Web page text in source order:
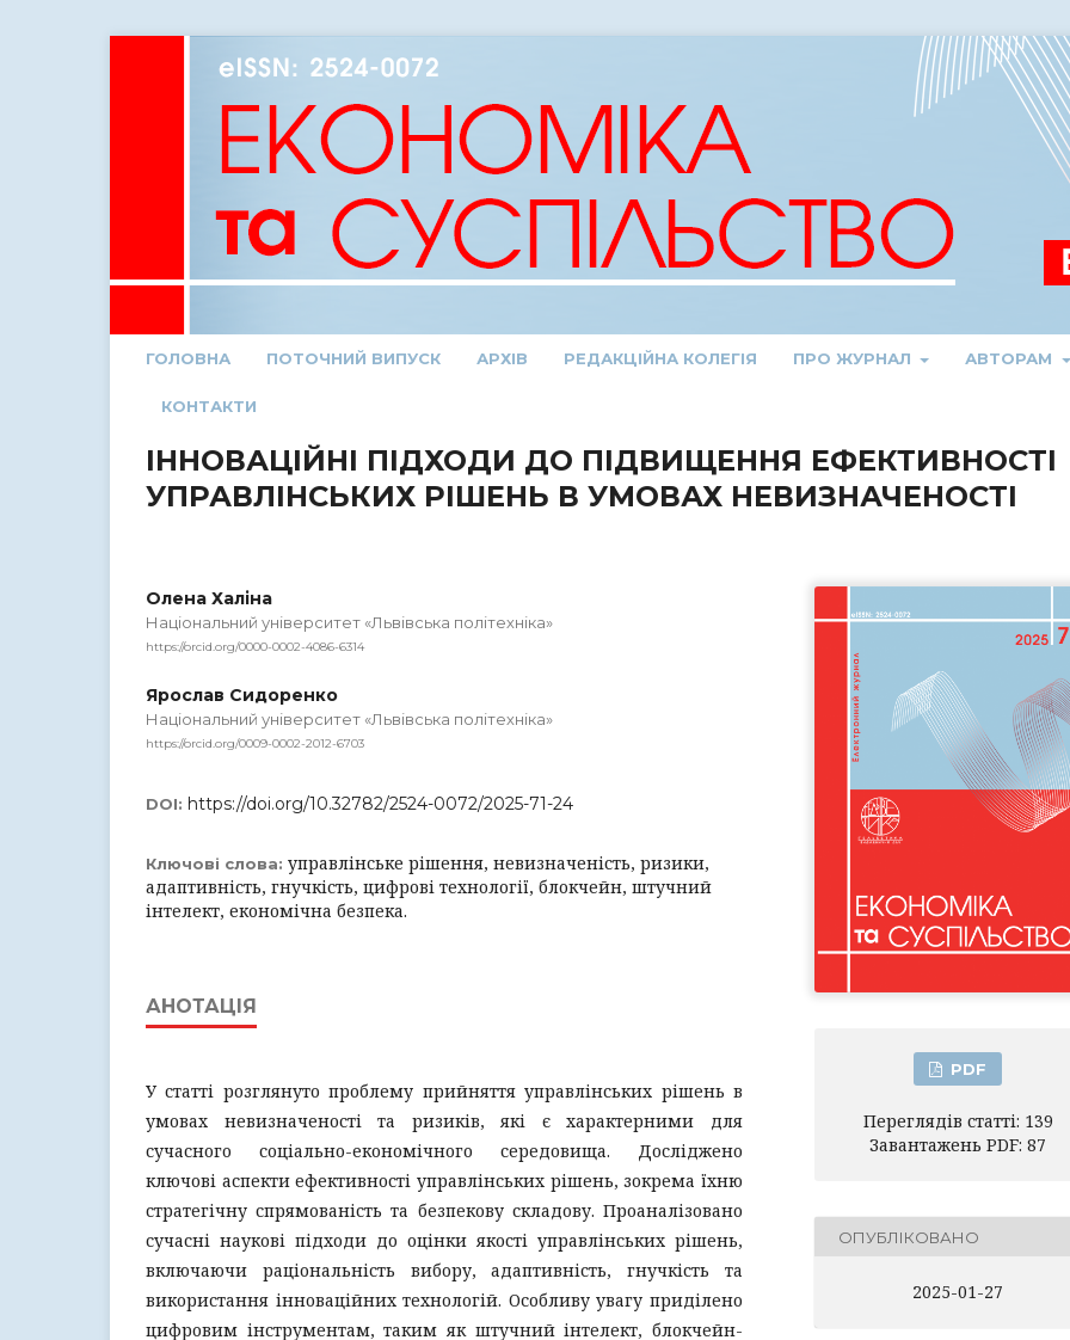
ГОЛОВНА ПОТОЧНИЙ ВИПУСК АРХІВ РЕДАКЦІЙНА КОЛЕГІЯ ПРО ЖУРНАЛ АВТОРАМ
КОНТАКТИ
ІННОВАЦІЙНІ ПІДХОДИ ДО ПІДВИЩЕННЯ ЕФЕКТИВНОСТІ
УПРАВЛІНСЬКИХ РІШЕНЬ В УМОВАХ НЕВИЗНАЧЕНОСТІ
Олена Халіна
Національний університет «Львівська політехніка»
https://orcid.org/0000-0002-4086-6314
Ярослав Сидоренко
Національний університет «Львівська політехніка»
https://orcid.org/0009-0002-2012-6703
DOI: https://doi.org/10.32782/2524-0072/2025-71-24
Ключові слова: управлінське рішення, невизначеність, ризики,
адаптивність, гнучкість, цифрові технології, блокчейн, штучний
інтелект, економічна безпека.
АНОТАЦІЯ
У статті розглянуто проблему прийняття управлінських рішень в
умовах невизначеності та ризиків, які є характерними для
сучасного соціально-економічного середовища. Досліджено
ключові аспекти ефективності управлінських рішень, зокрема їхню
стратегічну спрямованість та безпекову складову. Проаналізовано
сучасні наукові підходи до оцінки якості управлінських рішень,
включаючи раціональність вибору, адаптивність, гнучкість та
використання інноваційних технологій. Особливу увагу приділено
цифровим інструментам, таким як штучний інтелект, блокчейн-
PDF
Переглядів статті: 139
Завантажень PDF: 87
ОПУБЛІКОВАНО
2025-01-27